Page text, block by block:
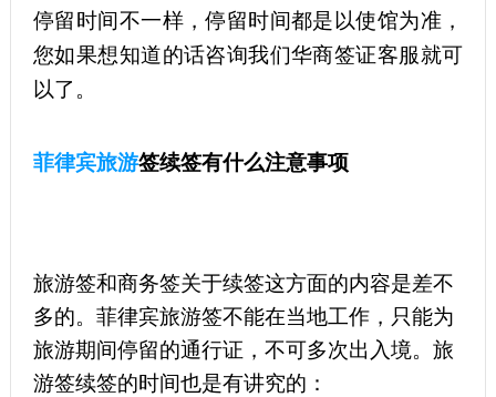
停留时间不一样，停留时间都是以使馆为准，
您如果想知道的话咨询我们华商签证客服就可
以了。
菲律宾旅游签续签有什么注意事项
旅游签和商务签关于续签这方面的内容是差不
多的。菲律宾旅游签不能在当地工作，只能为
旅游期间停留的通行证，不可多次出入境。旅
游签续签的时间也是有讲究的：